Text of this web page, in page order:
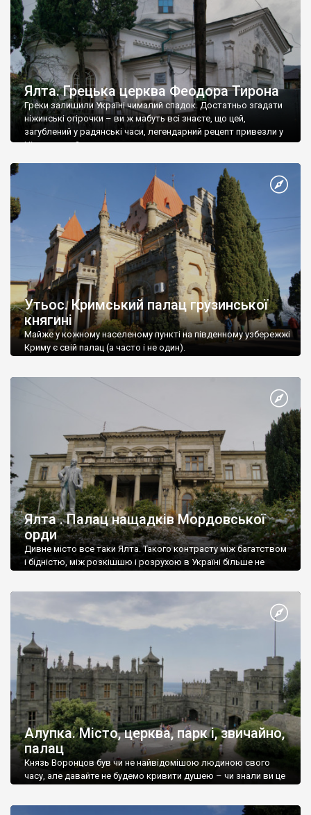
Ялта. Грецька церква Феодора Тирона
Греки залишили Україні чималий спадок. Достатньо згадати
ніжинські огірочки – ви ж мабуть всі знаєте, що цей,
загублений у радянські часи, легендарний рецепт привезли у
Ніжин греки?
Утьос. Кримський палац грузинської
княгині
Майже у кожному населеному пункті на південному узбережжі
Криму є свій палац (а часто і не один).
Ялта . Палац нащадків Мордовської
орди
Дивне місто все таки Ялта. Такого контрасту між багатством
і бідністю, між розкішшю і розрухою в Україні більше не
Алупка. Місто, церква, парк і, звичайно,
палац
Князь Воронцов був чи не найвідомішою людиною свого
часу, але давайте не будемо кривити душею – чи знали ви це